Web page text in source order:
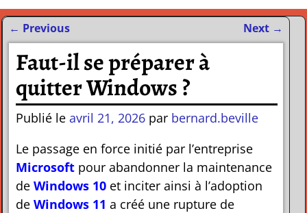
Navigation des articles
← Previous Next →
Faut-il se préparer à
quitter Windows ?
Publié le avril 21, 2026 par bernard.beville
Le passage en force initié par l’entreprise
Microsoftpour abandonner la maintenance
de Windows 10et inciter ainsi à l’adoption
de Windows 11 a créé une rupture de